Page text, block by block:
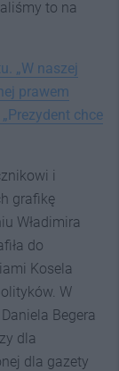
to na
„W naszej
prawem
chce
i
grafikę
Władimira
do
Kosela
W
Begera
dla
dla gazety